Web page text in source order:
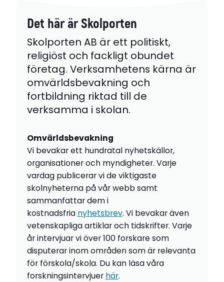
Det här är Skolporten
Skolporten AB är ett politiskt,
religiöst och fackligt obundet
företag. Verksamhetens kärna är
omvärldsbevakning och
fortbildning riktad till de
verksamma i skolan.
Omvärldsbevakning
Vi bevakar ett hundratal nyhetskällor,
organisationer och myndigheter. Varje
vardag publicerar vi de viktigaste
skolnyheterna på vår webb samt
sammanfattar dem i
kostnadsfria nyhetsbrev. Vi bevakar även
vetenskapliga artiklar och tidskrifter. Varje
år intervjuar vi över 100 forskare som
disputerar inom områden som är relevanta
för förskola/skola. Du kan läsa våra
forskningsintervjuer här.